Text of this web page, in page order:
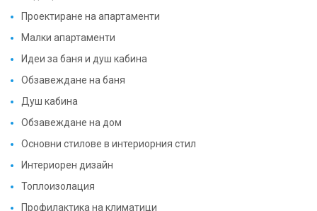
Проектиране на апартаменти
Малки апартаменти
Идеи за баня и душ кабина
Обзавеждане на баня
Душ кабина
Обзавеждане на дом
Основни стилове в интериорния стил
Интериорен дизайн
Топлоизолация
Профилактика на климатици